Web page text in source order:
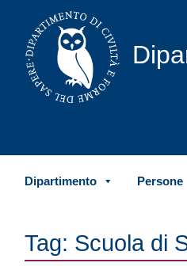
Vai al contenuto
Dipartimento Persone
Tag: Scuola di